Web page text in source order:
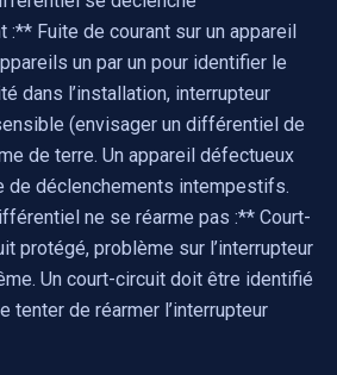
:** Fuite de courant sur un appareil
un par un pour identifier le
dans l’installation, interrupteur
(envisager un différentiel de
de terre. Un appareil défectueux
de déclenchements intempestifs.
ne se réarme pas :** Court-
protégé, problème sur l’interrupteur
Un court-circuit doit être identifié
tenter de réarmer l’interrupteur